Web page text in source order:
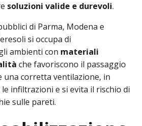
soluzioni valide e durevoli.
di Parma, Modena e
si occupa di
ambienti con materiali
che favoriscono il passaggio
una corretta ventilazione, in
infiltrazioni e si evita il rischio di
sulle pareti.